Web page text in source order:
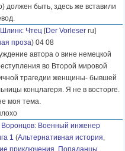
должен быть, здесь же вставили
Шлинк: Чтец [Der Vorleser ru]
проза) 04 08
автора о вине немецкой
во Второй мировой
трагедии женщины- бывшей
концлагеря. Я не в восторге.
моя тема.
Воронцов: Военный инженер
1 (Альтернативная история,